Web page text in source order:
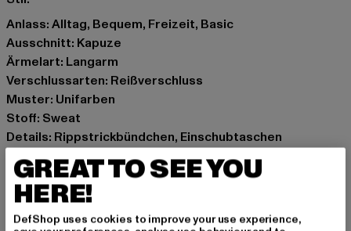
Anlass: Alltag, Bequem, Freizeit, Basic
Ausschnitt: Kapuze
Ärmelart: Langarm
Verschlussarten: Reißverschluss
Muster: Unifarben
Stoff: Sweat
Details: Rippstrickbündchen, Einschubtaschen
Schnitt: Oversize
Marke: Urban Classics
Kat.: Zip Hoodies
Farbe: schwarz
GREAT TO SEE YOU
HERE!
DefShop uses cookies to improve your use experience,